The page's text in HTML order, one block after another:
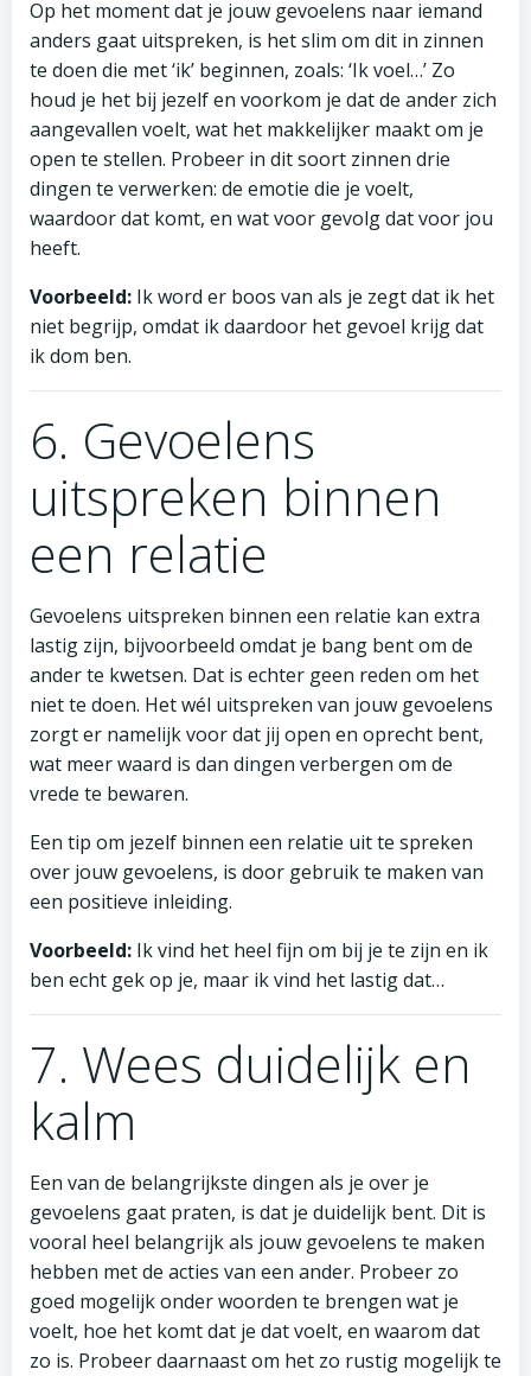
Op het moment dat je jouw gevoelens naar iemand
anders gaat uitspreken, is het slim om dit in zinnen
te doen die met ‘ik’ beginnen, zoals: ‘Ik voel…’ Zo
houd je het bij jezelf en voorkom je dat de ander zich
aangevallen voelt, wat het makkelijker maakt om je
open te stellen. Probeer in dit soort zinnen drie
dingen te verwerken: de emotie die je voelt,
waardoor dat komt, en wat voor gevolg dat voor jou
heeft.
Voorbeeld: Ik word er boos van als je zegt dat ik het
niet begrijp, omdat ik daardoor het gevoel krijg dat
ik dom ben.
6. Gevoelens
uitspreken binnen
een relatie
Gevoelens uitspreken binnen een relatie kan extra
lastig zijn, bijvoorbeeld omdat je bang bent om de
ander te kwetsen. Dat is echter geen reden om het
niet te doen. Het wél uitspreken van jouw gevoelens
zorgt er namelijk voor dat jij open en oprecht bent,
wat meer waard is dan dingen verbergen om de
vrede te bewaren.
Een tip om jezelf binnen een relatie uit te spreken
over jouw gevoelens, is door gebruik te maken van
een positieve inleiding.
Voorbeeld: Ik vind het heel fijn om bij je te zijn en ik
ben echt gek op je, maar ik vind het lastig dat…
7. Wees duidelijk en
kalm
Een van de belangrijkste dingen als je over je
gevoelens gaat praten, is dat je duidelijk bent. Dit is
vooral heel belangrijk als jouw gevoelens te maken
hebben met de acties van een ander. Probeer zo
goed mogelijk onder woorden te brengen wat je
voelt, hoe het komt dat je dat voelt, en waarom dat
zo is. Probeer daarnaast om het zo rustig mogelijk te